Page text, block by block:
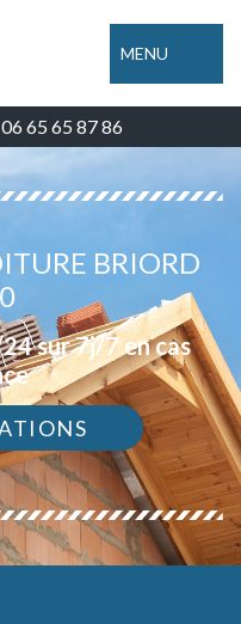
MENU
06 65 65 87 86
BRIORD
sur 7j/7 en cas